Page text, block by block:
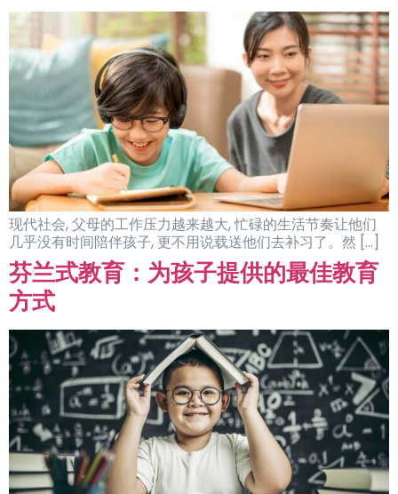
现代社会, 父母的工作压力越来越大, 忙碌的生活节奏让他们
几乎没有时间陪伴孩子, 更不用说载送他们去补习了。然 […]
芬兰式教育：为孩子提供的最佳教育
方式